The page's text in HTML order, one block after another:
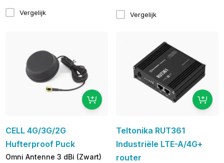
Vergelijk Vergelijk
CELL 4G/3G/2G
Hufterproof Puck
Omni Antenne 3 dBi (Zwart)
Teltonika RUT361
Industriële LTE-A/4G+
router